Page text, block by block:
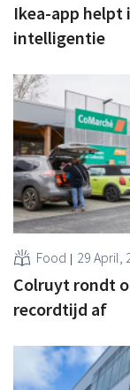
Ikea-app
intelligentie
Food 29 April,
Colruyt rondt
recordtijd af